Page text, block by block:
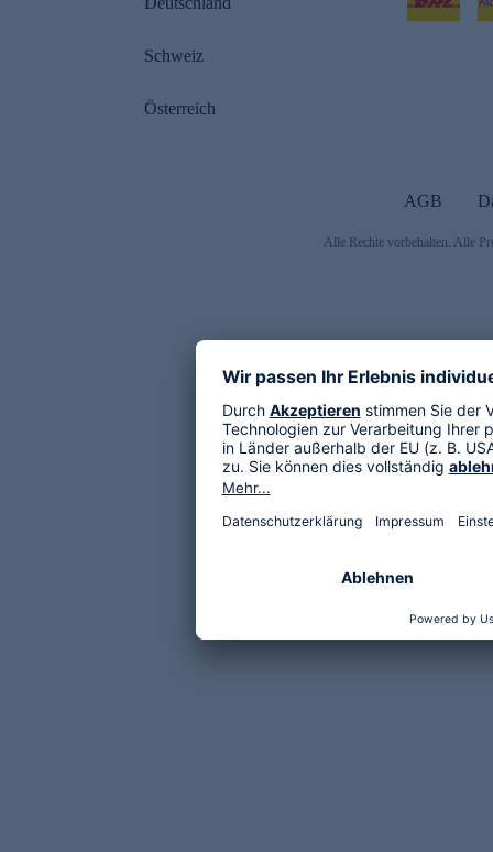
Schweiz
Österreich
AGB
Alle Rechte vorbehalten. Alle